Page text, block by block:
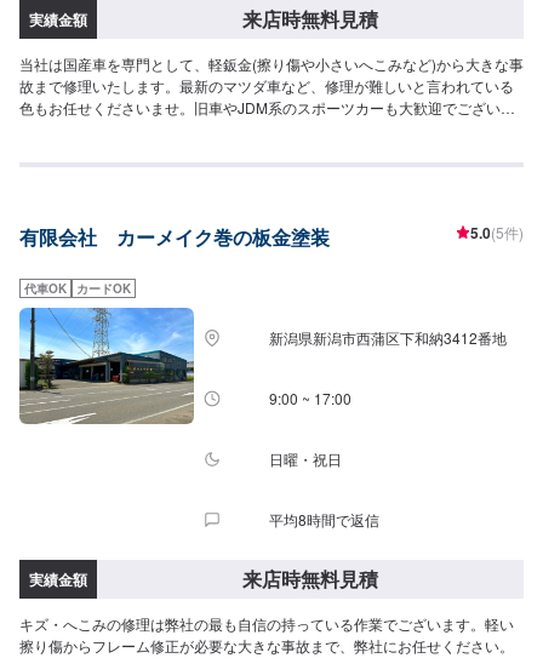
実績金額 来店時無料見積
当社は国産車を専門として、軽鈑金(擦り傷や小さいへこみなど)から大きな事
故まで修理いたします。最新のマツダ車など、修理が難しいと言われている
色もお任せくださいませ。旧車やJDM系のスポーツカーも大歓迎でございま
有限会社 カーメイク巻の板金塗装 5.0(5件)
代車OK カードOK
新潟県新潟市西蒲区下和納3412番地
9:00 ~ 17:00
日曜・祝日
平均8時間で返信
実績金額 来店時無料見積
キズ・へこみの修理は弊社の最も自信の持っている作業でございます。軽い
擦り傷からフレーム修正が必要な大きな事故まで、弊社にお任せください。